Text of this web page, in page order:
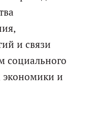
и связи
социального
экономики и